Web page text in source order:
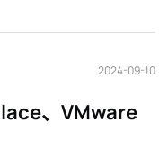
2024-09-10
、VMware